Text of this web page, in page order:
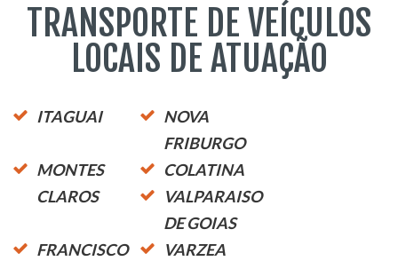
TRANSPORTE DE VEÍCULOS
LOCAIS DE ATUAÇÃO
ITAGUAI
NOVA
FRIBURGO
MONTES
CLAROS
COLATINA
VALPARAISO
DE GOIAS
FRANCISCO
VARZEA